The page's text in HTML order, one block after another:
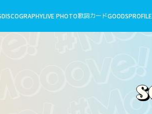
DISCOGRAPHYLIVE PHOTO歌詞カードGOODSPROFILE